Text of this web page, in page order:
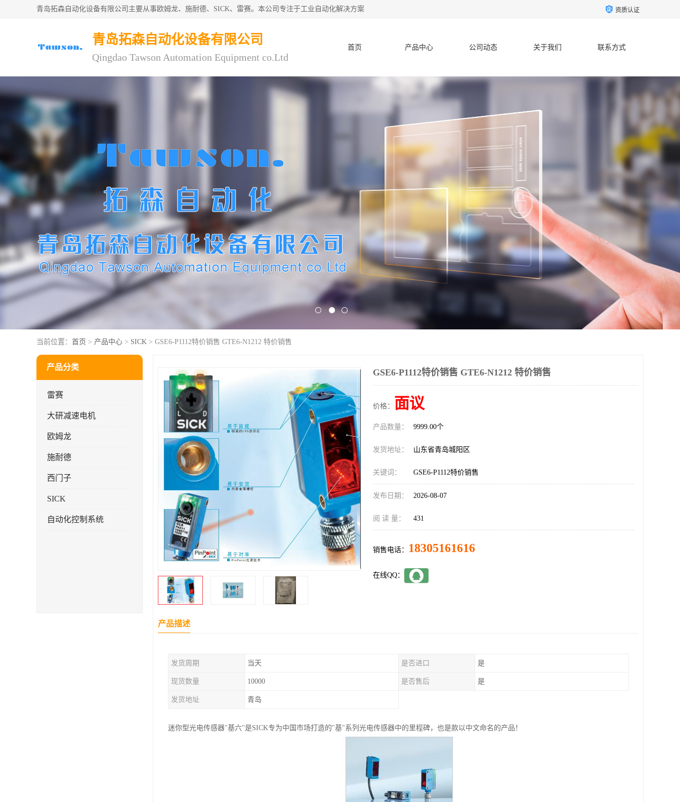
青岛拓森自动化设备有限公司主要从事欧姆龙、施耐德、SICK、雷赛。本公司专注于工业自动化解决方案 资质认证
青岛拓森自动化设备有限公司
Qingdao Tawson Automation Equipment co.Ltd
首页 产品中心 公司动态 关于我们 联系方式
当前位置： 首页 > 产品中心 > SICK > GSE6-P1112特价销售 GTE6-N1212 特价销售
产品分类
雷赛
大研减速电机
欧姆龙
施耐德
西门子
SICK
自动化控制系统
GSE6-P1112特价销售 GTE6-N1212 特价销售
价格： 面议
产品数量： 9999.00个
发货地址： 山东省青岛城阳区
关键词： GSE6-P1112特价销售
发布日期： 2026-08-07
阅 读 量： 431
销售电话： 18305161616
在线QQ：
产品描述
发货周期 当天 是否进口 是
现货数量 10000 是否售后 是
发货地址 青岛
迷你型光电传感器"基六"是SICK专为中国市场打造的"基"系列光电传感器中的里程碑，也是款以中文命名的产品！